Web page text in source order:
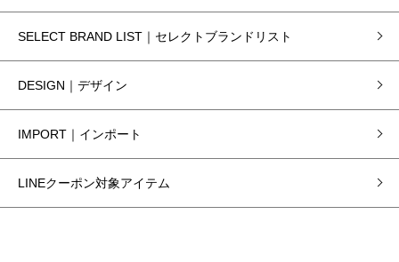
SELECT BRAND LIST｜セレクトブランドリスト
DESIGN｜デザイン
IMPORT｜インポート
LINEクーポン対象アイテム